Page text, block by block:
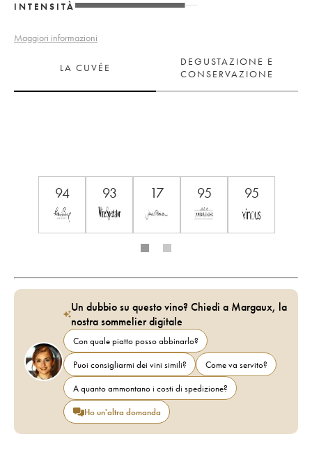
INTENSITÀ
Maggiori informazioni
LA CUVÉE
DEGUSTAZIONE E
CONSERVAZIONE
94 93 17 95 95
Un dubbio su questo vino? Chiedi a Margaux, la
nostra sommelier digitale
Con quale piatto posso abbinarlo?
Puoi consigliarmi dei vini simili?
Come va servito?
A quanto ammontano i costi di spedizione?
Ho un'altra domanda